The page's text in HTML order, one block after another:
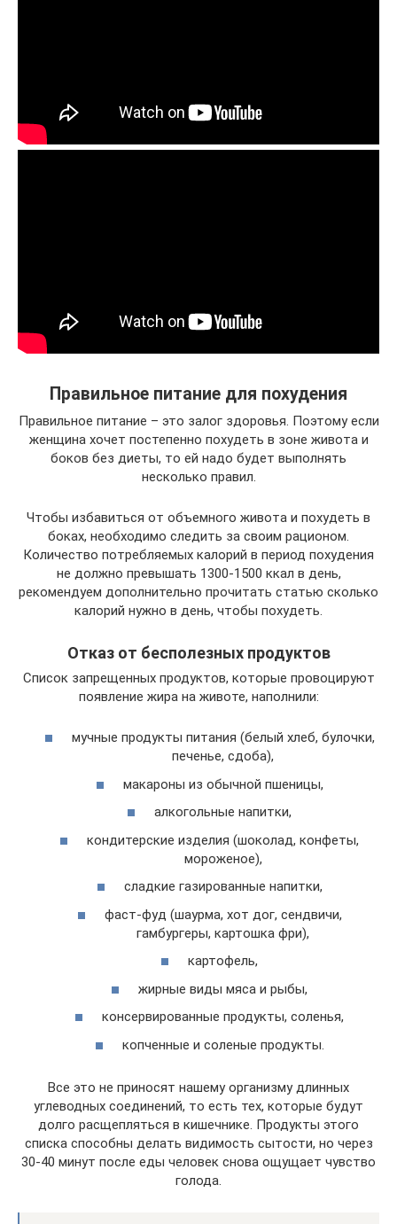
Правильное питание для похудения
Правильное питание – это залог здоровья. Поэтому если
женщина хочет постепенно похудеть в зоне живота и
боков без диеты, то ей надо будет выполнять
несколько правил.
Чтобы избавиться от объемного живота и похудеть в
боках, необходимо следить за своим рационом.
Количество потребляемых калорий в период похудения
не должно превышать 1300-1500 ккал в день,
рекомендуем дополнительно прочитать статью сколько
калорий нужно в день, чтобы похудеть.
Отказ от бесполезных продуктов
Список запрещенных продуктов, которые провоцируют
появление жира на животе, наполнили:
мучные продукты питания (белый хлеб, булочки,
печенье, сдоба),
макароны из обычной пшеницы,
алкогольные напитки,
кондитерские изделия (шоколад, конфеты,
мороженое),
сладкие газированные напитки,
фаст-фуд (шаурма, хот дог, сендвичи,
гамбургеры, картошка фри),
картофель,
жирные виды мяса и рыбы,
консервированные продукты, соленья,
копченные и соленые продукты.
Все это не приносят нашему организму длинных
углеводных соединений, то есть тех, которые будут
долго расщепляться в кишечнике. Продукты этого
списка способны делать видимость сытости, но через
30-40 минут после еды человек снова ощущает чувство
голода.